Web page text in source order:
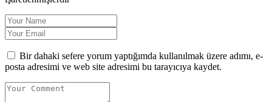
Bir dahaki sefere yorum yaptığımda kullanılmak üzere adımı, e-
posta adresimi ve web site adresimi bu tarayıcıya kaydet.